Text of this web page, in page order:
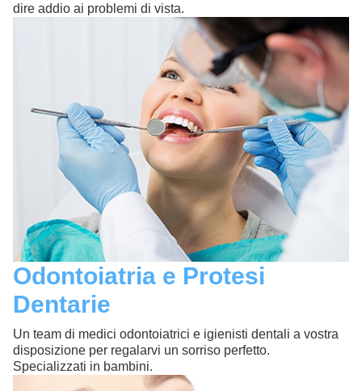
dire addio ai problemi di vista.
Odontoiatria e Protesi
Dentarie
Un team di medici odontoiatrici e igienisti dentali a vostra
disposizione per regalarvi un sorriso perfetto.
Specializzati in bambini.